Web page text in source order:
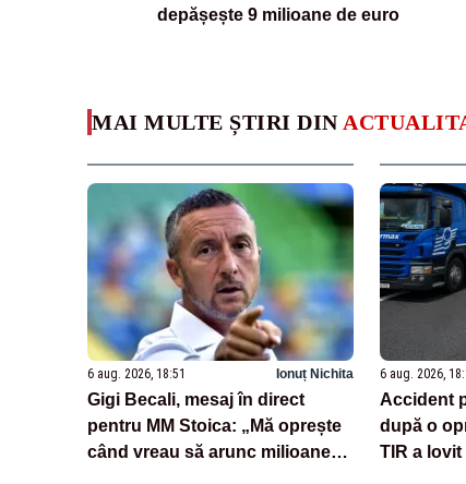
depășește 9 milioane de euro
MAI MULTE ȘTIRI DIN
6 aug. 2026, 18:51 Ionuț Nichita
Gigi Becali, mesaj în direct
pentru MM Stoica: „Mă oprește
când vreau să arunc milioane
6 aug. 2026,
Accident
după o
TIR a